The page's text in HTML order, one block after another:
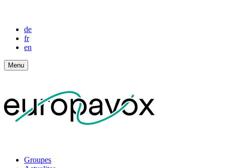
de
fr
en
Menu
Groupes